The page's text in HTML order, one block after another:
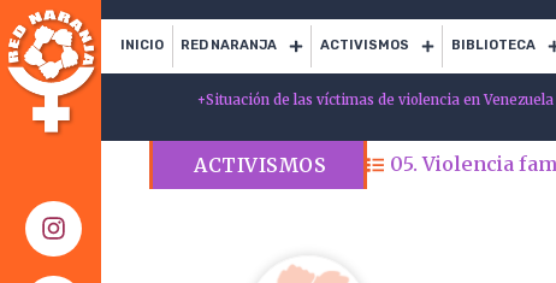
INICIO RED NARANJA ACTIVISMOS BIBLIOTECA
+Situación de las víctimas de violencia en Venezuela
ACTIVISMOS 05. Violencia